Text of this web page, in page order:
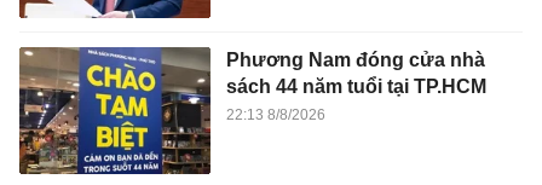
Phương Nam đóng cửa nhà
sách 44 năm tuổi tại TP.HCM
22:13 8/8/2026